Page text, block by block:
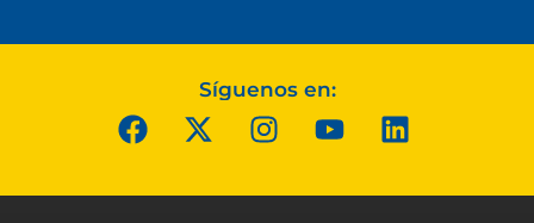
Síguenos en: